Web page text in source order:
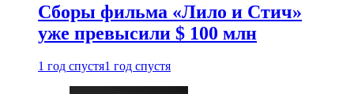
Сборы фильма «Лило и Стич»
уже превысили $ 100 млн
1 год спустя1 год спустя